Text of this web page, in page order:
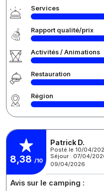
Services
Rapport qualité/prix
Activités / Animations
Restauration
Région
8,38 /10
Patrick D.
Posté le 10/04/
Séjour : 07/04/
09/04/2026
Avis sur le camping :